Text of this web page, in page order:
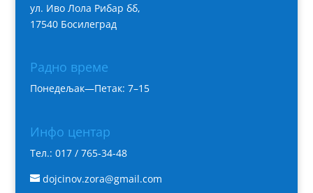
ул. Иво Лола Рибар бб,
17540 Босилеград
Радно време
Понедељак—Петак: 7–15
Инфо центар
Тел.: 017 / 765-34-48
dojcinov.zora@gmail.com